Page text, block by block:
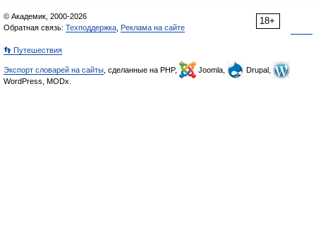
18+
© Академик, 2000-2026
Обратная связь: Техподдержка Реклама на сайте
👣 Путешествия
Экспорт словарей на сайты , сделанные на PHP, Joomla,
Drupal,
WordPress, MODx.